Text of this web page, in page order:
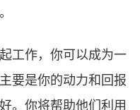
工作，你可以成为一
要是你的动力和回报
。你将帮助他们利用